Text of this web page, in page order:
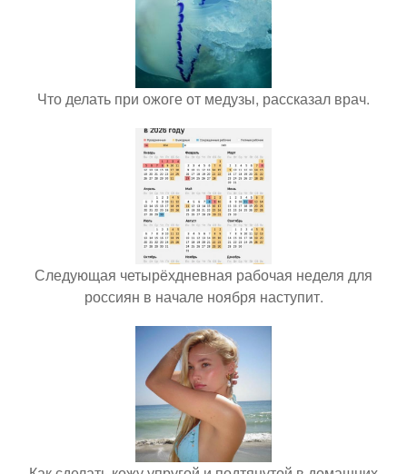
Что делать при ожоге от медузы, рассказал врач.
Следующая четырёхдневная рабочая неделя для
россиян в начале ноября наступит.